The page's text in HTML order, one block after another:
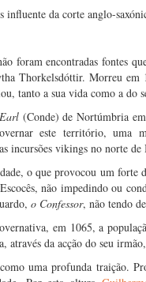
da corte anglo-
foram encontradas fontes
Thorkelsdóttir. Morreu
tanto a sua vida como a do
Earl(Conde) de Nortúmbria
este território, uma
incursões vikings no norte
o que provocou um forte
não impedindo ou
o Confessor, não tendo
em 1065, a
através da acção do seu
uma profunda traição.